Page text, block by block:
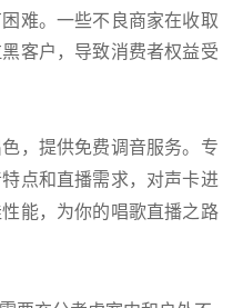
难。一些不良商家在收取
客户，导致消费者权益受
，提供免费调音服务。专
点和直播需求，对声卡进
能，为你的唱歌直播之路